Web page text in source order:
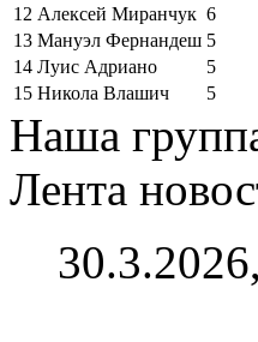
12 Алексей Миранчук 6
13 Мануэл Фернандеш 5
14 Луис Адриано
5
15 Никола Влашич 5
Наша
Лента